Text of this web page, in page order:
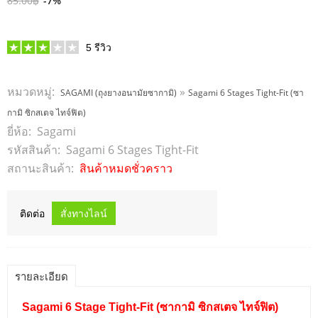
5 รีวิว
หมวดหมู่: SAGAMI (ถุงยางอนามัยซากามิ) » Sagami 6 Stages Tight-Fit (ซา
กามิ ซิกสเตจ ไทจ์ฟิต)
ยี่ห้อ: Sagami
รหัสสินค้า: Sagami 6 Stages Tight-Fit
สถานะสินค้า: สินค้าหมดชั่วคราว
ติดต่อ
รายละเอียด
Sagami 6 Stage Tight-Fit (ซากามิ ซิกสเตจ ไทจ์ฟิต)